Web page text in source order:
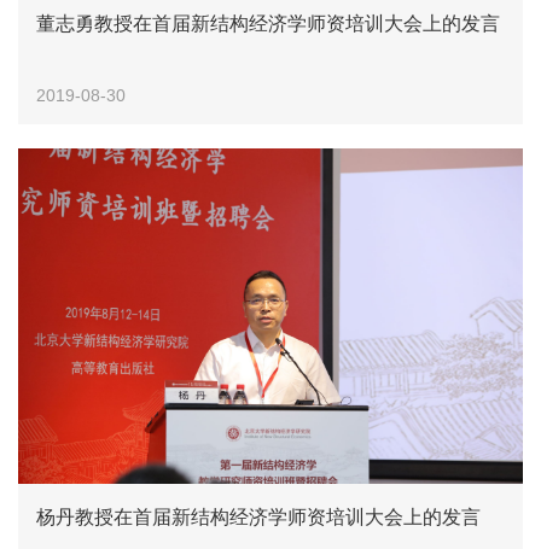
董志勇教授在首届新结构经济学师资培训大会上的发言
2019-08-30
杨丹教授在首届新结构经济学师资培训大会上的发言